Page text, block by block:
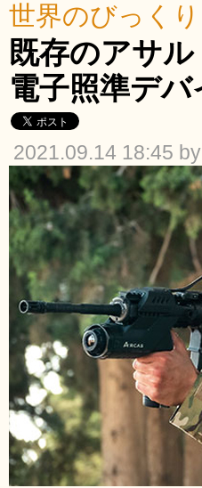
世界のびっく
既存のアサ
電子照準デ
2021.09.14 18:45 by